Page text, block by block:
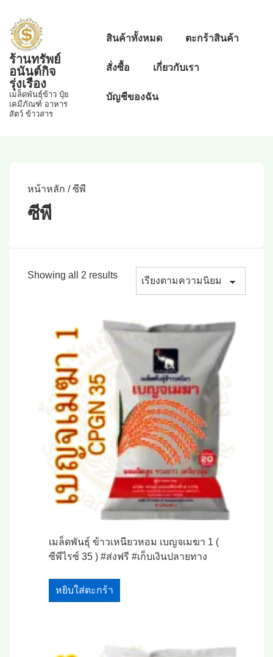
Skip
Main
Content
ร้านทรัพย์
อนันต์กิจ
รุ่งเรือง
เมล็ดพันธุ์ข้าว ปุ๋ย
เคมีภัณฑ์ อาหาร
สัตว์ ข้าวสาร
Main
สินค้าทั้งหมด ตะกร้าสินค้า
สั่งซื้อ เกี่ยวกับเรา
บัญชีของฉัน
หน้าหลัก / ซีพี
ซีพี
Showing all 2 resultsSorted
เมล็ดพันธุ์ ข้าวเหนียวหอม เบญจเมฆา 1 (
ซีพีไรซ์ 35 ) #ส่งฟรี #เก็บเงินปลายทาง
หยิบใส่ตะกร้า